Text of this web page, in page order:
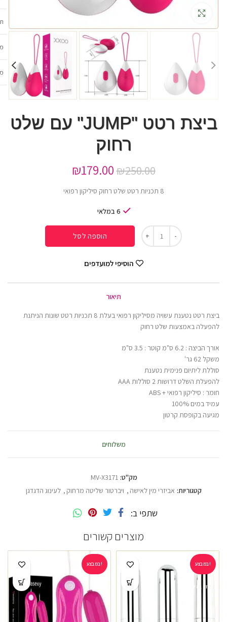
ביצת רטט "JUMP" עם שלט
רחוק
₪250.00
₪179.00
8 תכניות רטט שלט רחוק סיליקון רפואי
6 במלאי
הוספה לסל
הוסיפי למועדפים
תיאור
ביצת רטט נטענת עשויה מסיליקון רפואי בעלת 8 תכניות רטט שונות הניתנת
להפעלה באמצעות שלט רחוק
אורך הביצה : 6.2 ס"מ קוטר : 3.5 ס"מ
משקל 62 גר'
סוללת ליתיום פנימית נטענת
להפעלת השלט דרושות 2 סוללות AAA
חומר : סיליקון רפואי + ABS
עמיד במים 100%
מגיעה בקופסת קרטון
משלוחים
מק"ט: MV-X3171
קטגוריות: אביזרי מין לאישה , ויברטור שליטה מרחוק , לעינוג הדגדגן
שתפי ב
מוצרים קשורים
במבצע!
אזל במלאי
במבצע!